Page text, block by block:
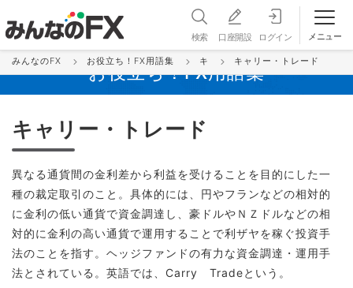
検索 口座開設 ログイン メニュー
お役立ち！FX用語集
みんなのFX お役立ち！FX用語集 キ キャリー・トレード
キャリー・トレード
異なる通貨間の金利差から利益を受けることを目的にした一
種の裁定取引のこと。具体的には、円やフランなどの相対的
に金利の低い通貨で資金調達し、豪ドルやＮＺドルなどの相
対的に金利の高い通貨で運用することで利ザヤを稼ぐ投資手
法のことを指す。ヘッジファンドの有力な資金調達・運用手
法とされている。英語では、Carry Tradeという。